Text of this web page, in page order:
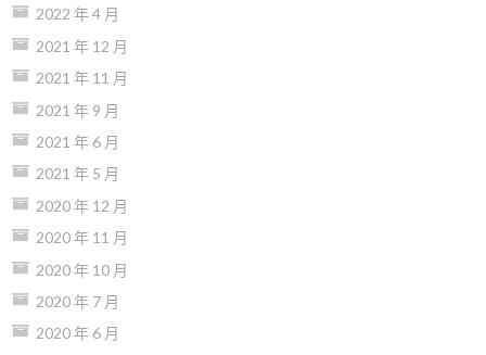
2022 年 4 月
2021 年 12 月
2021 年 11 月
2021 年 9 月
2021 年 6 月
2021 年 5 月
2020 年 12 月
2020 年 11 月
2020 年 10 月
2020 年 7 月
2020 年 6 月